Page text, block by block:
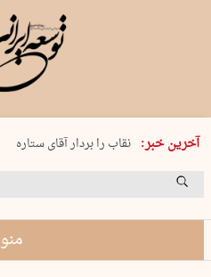
آخرین خبر:
پنجشنبه 15 مرداد 1405 شماره 2243
نقاب را بردار آقای ستاره
کدام فوتبال؟
منو